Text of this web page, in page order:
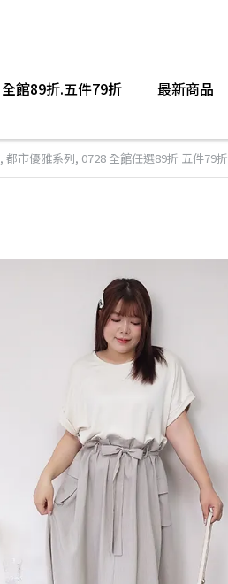
全館89折.五件79折 最新商品
, 都市優雅系列, 0728 全館任選89折 五件79折